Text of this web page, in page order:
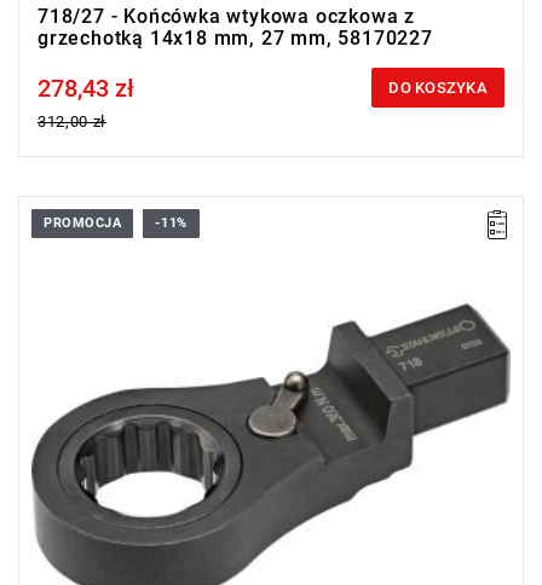
718/27 - Końcówka wtykowa oczkowa z
grzechotką 14x18 mm, 27 mm, 58170227
Price tax included
278,43 zł
312,00 zł
DO KOSZYKA
PROMOCJA -11%